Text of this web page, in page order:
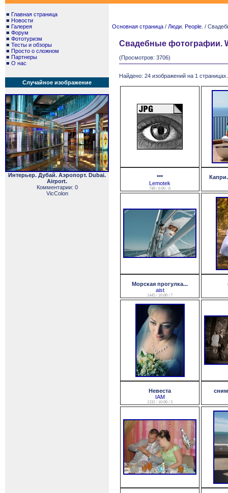
■ Главная страница
■ Новости
■ Галерея
■ Форум
■ Фототуризм
■ Тесты и обзоры
■ Просто о сложном
■ Партнеры
■ О нас
Случайное изображение
Интерьер. Дубай. Аэропорт. Dubai.
Airport.
Комментарии: 0
VicColon
Основная страница / Люди. People. /
Свадебные фотографии.
(Просмотров: 3706)
Найдено: 24 изображений на 1
***
Lemotek
749 / 0.00 / 0
Морская прогулка...
aist
1445 / 10.00 / 7
Невеста
IAM
1332 / 10.00 / 3